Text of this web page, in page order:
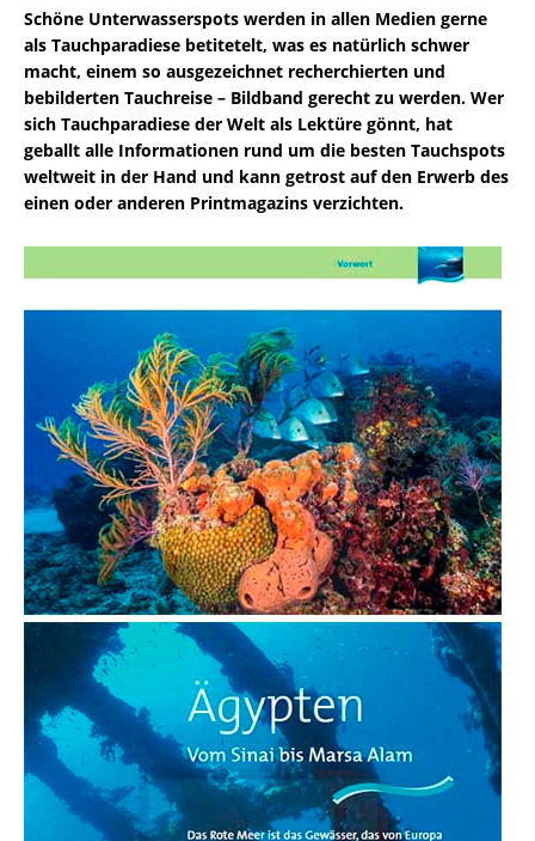
Schöne Unterwasserspots werden in allen Medien gerne
als Tauchparadiese betitetelt, was es natürlich schwer
macht, einem so ausgezeichnet recherchierten und
bebilderten Tauchreise – Bildband gerecht zu werden. Wer
sich Tauchparadiese der Welt als Lektüre gönnt, hat
geballt alle Informationen rund um die besten Tauchspots
weltweit in der Hand und kann getrost auf den Erwerb des
einen oder anderen Printmagazins verzichten.